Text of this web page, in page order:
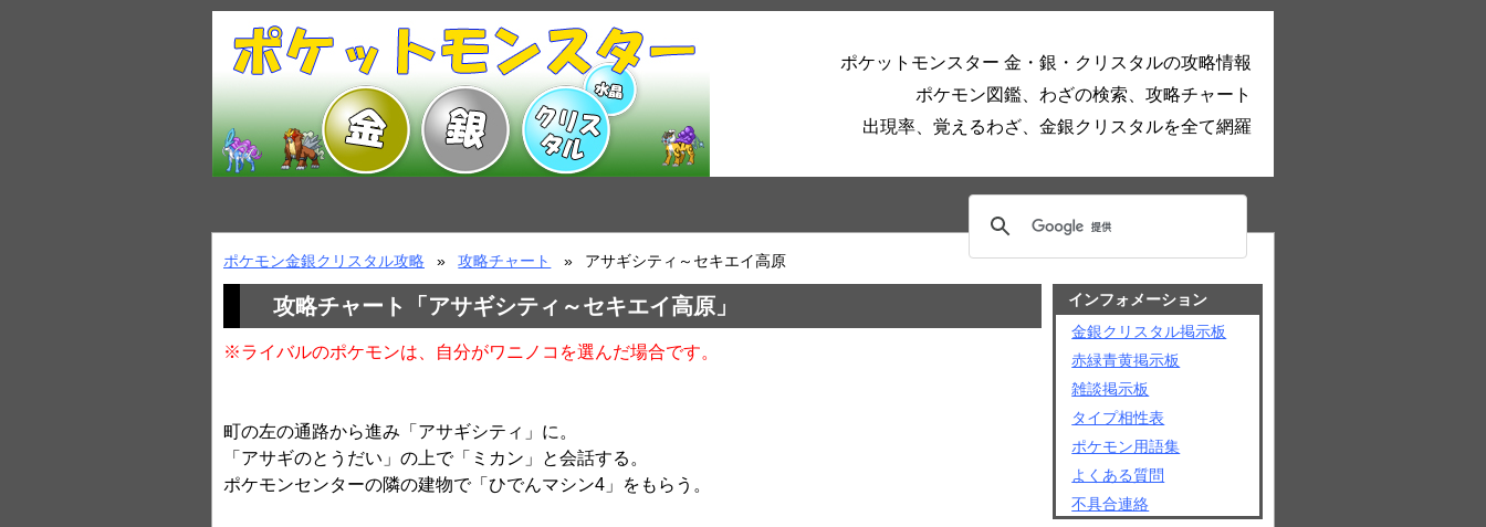
ポケットモンスター 金・銀・クリスタルの攻略情報
ポケモン図鑑、わざの検索、攻略チャート
出現率、覚えるわざ、金銀クリスタルを全て網羅
ポケモン金銀クリスタル攻略 攻略チャート アサギシティ～セキエイ高原
攻略チャート「アサギシティ～セキエイ高原」
※ライバルのポケモンは、自分がワニノコを選んだ場合です。
町の左の通路から進み「アサギシティ」に。
「アサギのとうだい」の上で「ミカン」と会話する。
ポケモンセンターの隣の建物で「ひでんマシン4」をもらう。
インフォメーション
金銀クリスタル掲示板
赤緑青黄掲示板
雑談掲示板
タイプ相性表
ポケモン用語集
よくある質問
不具合連絡